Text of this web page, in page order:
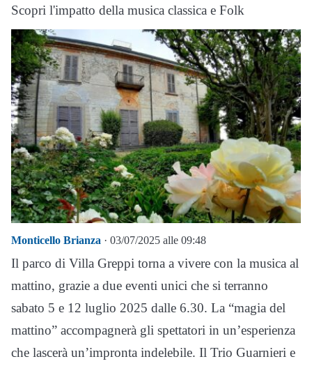
Scopri l'impatto della musica classica e Folk
Monticello Brianza · 03/07/2025 alle 09:48
Il parco di Villa Greppi torna a vivere con la musica al
mattino, grazie a due eventi unici che si terranno
sabato 5 e 12 luglio 2025 dalle 6.30. La “magia del
mattino” accompagnerà gli spettatori in un’esperienza
che lascerà un’impronta indelebile. Il Trio Guarnieri e